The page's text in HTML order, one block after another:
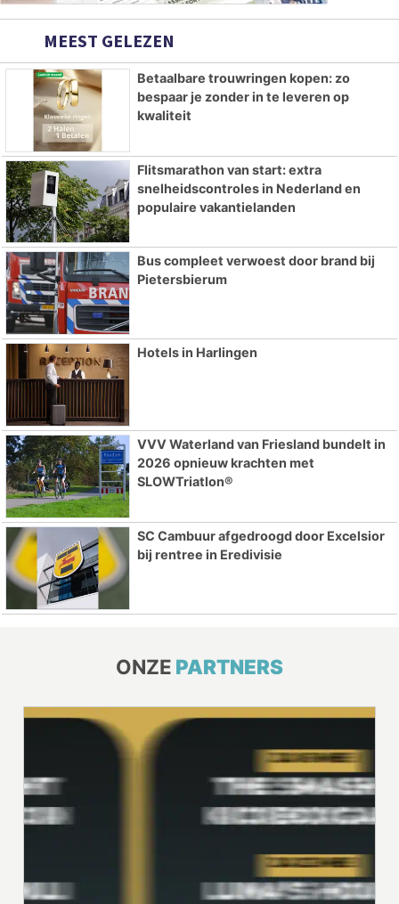
MEEST GELEZEN
Betaalbare trouwringen kopen: zo
bespaar je zonder in te leveren op
kwaliteit
Flitsmarathon van start: extra
snelheidscontroles in Nederland en
populaire vakantielanden
Bus compleet verwoest door brand bij
Pietersbierum
Hotels in Harlingen
VVV Waterland van Friesland bundelt in
2026 opnieuw krachten met
SLOWTriatlon®
SC Cambuur afgedroogd door Excelsior
bij rentree in Eredivisie
ONZE PARTNERS